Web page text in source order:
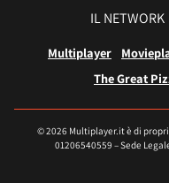
IL NETWORK
Multiplayer
The Great
© 2026 Multiplayer.it è di
01206540559 – Sede